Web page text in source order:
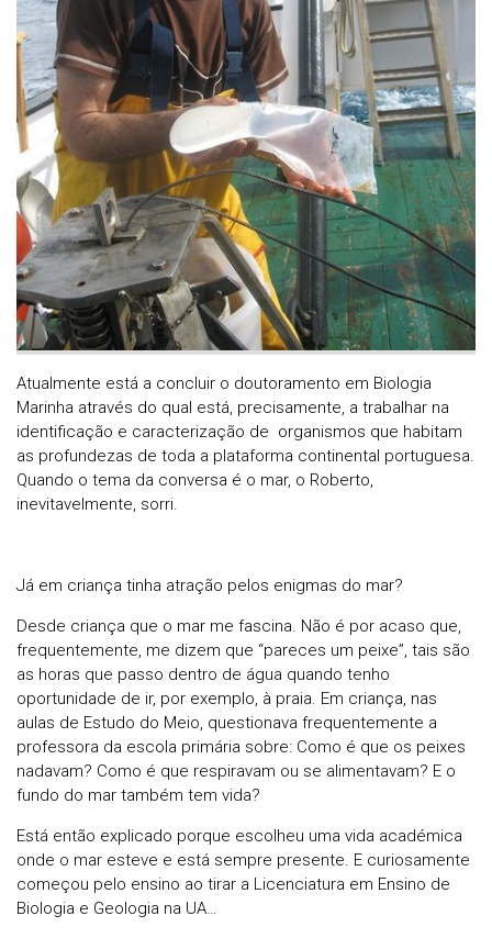
Atualmente está a concluir o doutoramento em Biologia
Marinha através do qual está, precisamente, a trabalhar na
identificação e caracterização de organismos que habitam
as profundezas de toda a plataforma continental portuguesa.
Quando o tema da conversa é o mar, o Roberto,
inevitavelmente, sorri.
Já em criança tinha atração pelos enigmas do mar?
Desde criança que o mar me fascina. Não é por acaso que,
frequentemente, me dizem que “pareces um peixe”, tais são
as horas que passo dentro de água quando tenho
oportunidade de ir, por exemplo, à praia. Em criança, nas
aulas de Estudo do Meio, questionava frequentemente a
professora da escola primária sobre: Como é que os peixes
nadavam? Como é que respiravam ou se alimentavam? E o
fundo do mar também tem vida?
Está então explicado porque escolheu uma vida académica
onde o mar esteve e está sempre presente. E curiosamente
começou pelo ensino ao tirar a Licenciatura em Ensino de
Biologia e Geologia na UA…